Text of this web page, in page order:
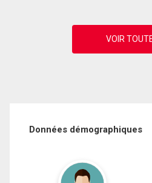
Données démographiques